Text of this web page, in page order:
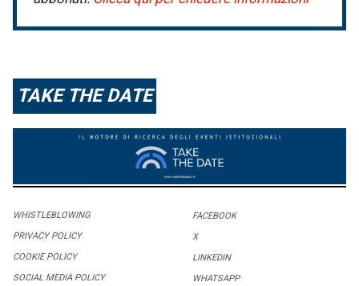
TAKE THE DATE
WHISTLEBLOWING
PRIVACY POLICY
COOKIE POLICY
SOCIAL MEDIA POLICY
FACEBOOK
X
LINKEDIN
WHATSAPP